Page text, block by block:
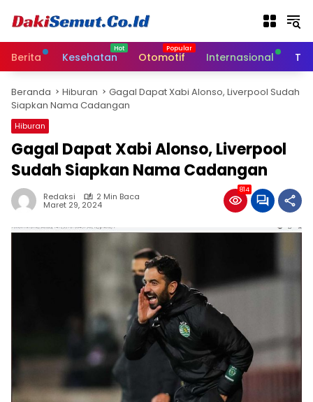
Berita Kesehatan Otomotif Internasional
Beranda Hiburan
Gagal Dapat Xabi Alonso, Liverpool Sudah
Siapkan Nama Cadangan
Hiburan
Gagal Dapat Xabi Alonso, Liverpool
Sudah Siapkan Nama Cadangan
Redaksi 2 Min Baca
Maret 29, 2024
814